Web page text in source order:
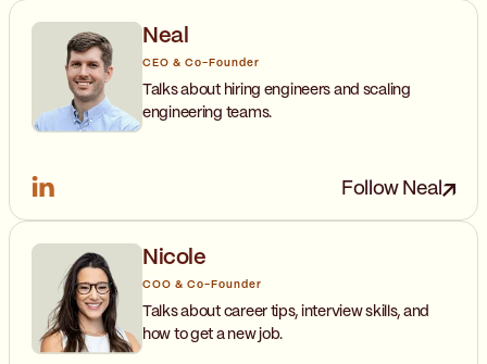
Neal
CEO & Co-Founder
Talks about hiring engineers and scaling
engineering teams.
Follow Neal
Nicole
COO & Co-Founder
Talks about career tips, interview skills, and
how to get a new job.